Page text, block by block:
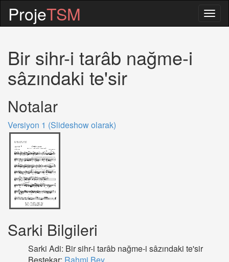
ProjeTSM
Bir sihr-i tarâb nağme-i
sâzındaki te'sir
Notalar
Versiyon 1 (Slideshow olarak)
Sarki Bilgileri
Sarki Adi: Bir sihr-i tarâb nağme-i sâzındaki te'sir